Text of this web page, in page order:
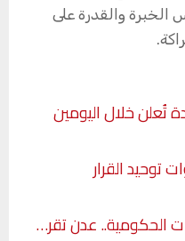
الخبرة والقدرة على
تُعلن خلال اليومين
القرار
الحكومية.. عدن تقر…